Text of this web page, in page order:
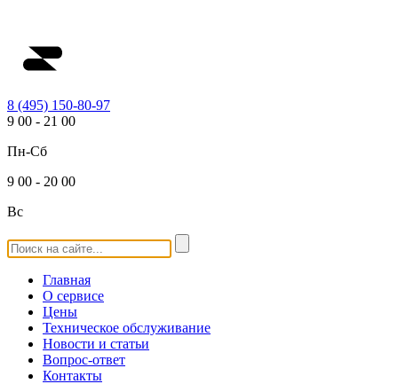
8 (495) 150-80-97
9 00 - 21 00
Пн-Сб
9 00 - 20 00
Вс
Главная
О сервисе
Цены
Техническое обслуживание
Новости и статьи
Вопрос-ответ
Контакты